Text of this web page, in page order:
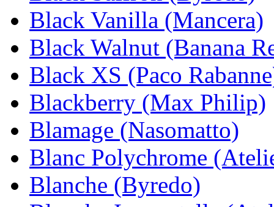
Black Vanilla (Mancera)
Black Walnut (Banana
Black XS (Paco
Blackberry (Max Philip)
Blamage (Nasomatto)
Blanc Polychrome
Blanche (Byredo)